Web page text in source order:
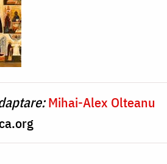
Mihai-Alex Olteanu